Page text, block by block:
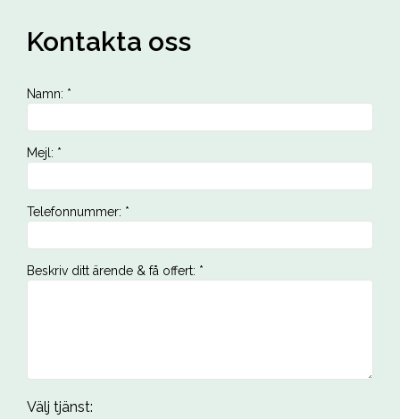
Kontakta oss
Namn: *
Mejl : *
Telefonnummer: *
Beskriv ditt ärende & få offert: *
Välj tjänst: